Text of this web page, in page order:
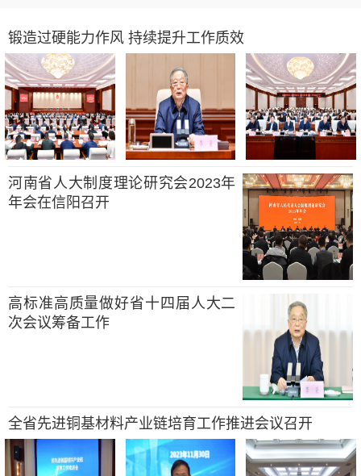
锻造过硬能力作风 持续提升工作质效
河南省人大制度理论研究会2023年
年会在信阳召开
高标准高质量做好省十四届人大二
次会议筹备工作
全省先进铜基材料产业链培育工作推进会议召开